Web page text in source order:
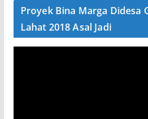
Proyek Bina Marga Didesa
Lahat 2018 Asal Jadi